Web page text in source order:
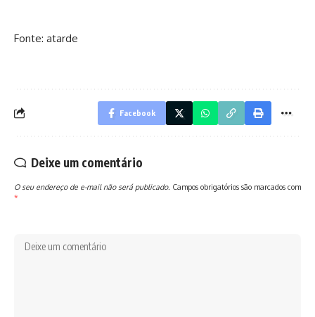
Fonte: atarde
Facebook
Deixe um comentário
O seu endereço de e-mail não será publicado. Campos obrigatórios são marcados com
*